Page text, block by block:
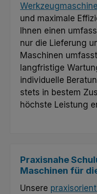
und maximale
Ihnen einen
nur die Lieferung
Maschinen
langfristige
individuelle
stets in bestem
höchste Leistung
Praxisnahe
Maschinen für
Unsere